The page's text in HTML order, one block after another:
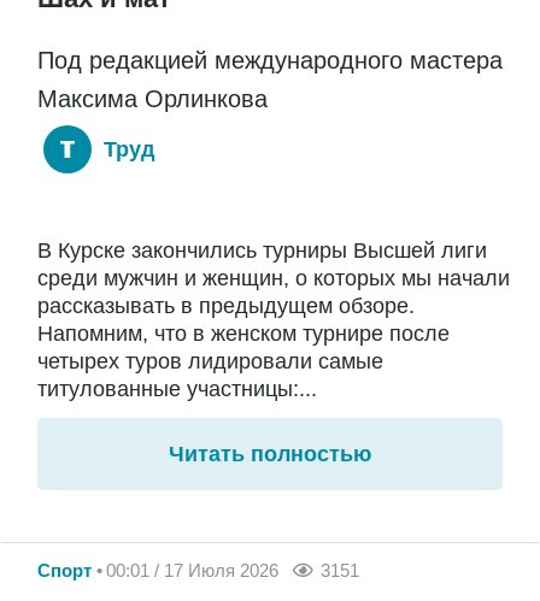
Под редакцией международного мастера
Максима Орлинкова
Труд
В Курске закончились турниры Высшей лиги
среди мужчин и женщин, о которых мы начали
рассказывать в предыдущем обзоре.
Напомним, что в женском турнире после
четырех туров лидировали самые
титулованные участницы:...
Читать полностью
Спорт 00:01 / 17 Июля 2026 3151